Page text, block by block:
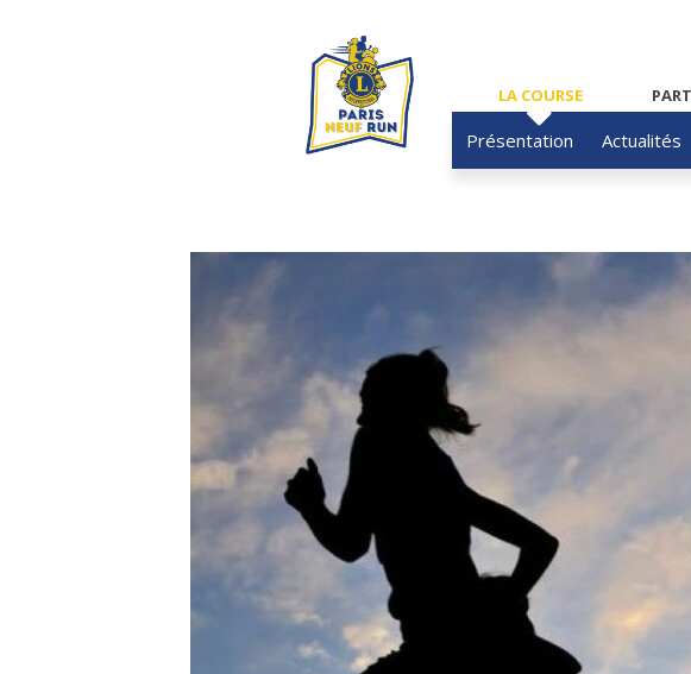
LA COURSE
Présentation Actualités
Résultats